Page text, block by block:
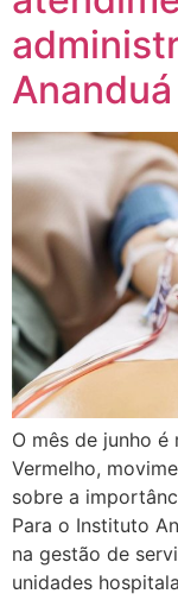
Ananduá
O mês de junho
Vermelho,
sobre a
Para o Instituto
na gestão de
unidades